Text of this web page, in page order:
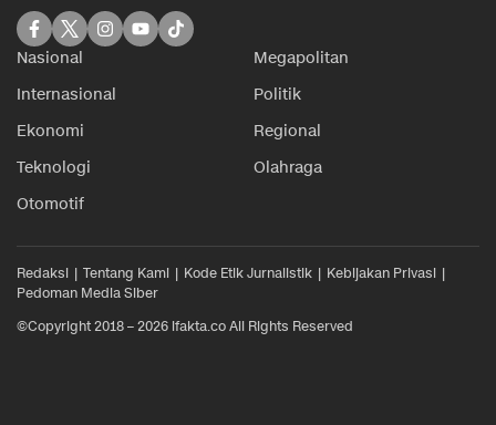
Nasional
Megapolitan
Internasional
Politik
Ekonomi
Regional
Teknologi
Olahraga
Otomotif
Redaksi Tentang Kami Kode Etik Jurnalistik
Kebijakan Privasi
Pedoman Media Siber
©Copyright 2018 – 2026 ifakta.co All Rights Reserved